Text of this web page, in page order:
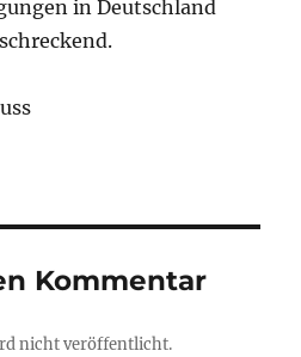
in Deutschland
Kommentar
nicht veröffentlicht.